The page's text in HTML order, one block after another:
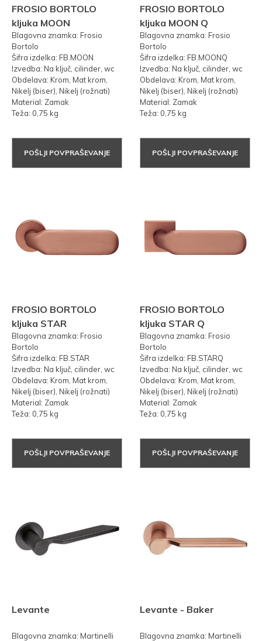
FROSIO BORTOLO
kljuka MOON
Blagovna znamka: Frosio
Bortolo
Šifra izdelka: FB.MOON
Izvedba: Na ključ, cilinder, wc
Obdelava: Krom, Mat krom,
Nikelj (biser), Nikelj (rožnati)
Material: Zamak
Teža: 0,75 kg
POŠLJI POVPRAŠEVANJE
FROSIO BORTOLO
kljuka MOON Q
Blagovna znamka: Frosio
Bortolo
Šifra izdelka: FB.MOONQ
Izvedba: Na ključ, cilinder, wc
Obdelava: Krom, Mat krom,
Nikelj (biser), Nikelj (rožnati)
Material: Zamak
Teža: 0,75 kg
POŠLJI POVPRAŠEVANJE
FROSIO BORTOLO
kljuka STAR
Blagovna znamka: Frosio
Bortolo
Šifra izdelka: FB.STAR
Izvedba: Na ključ, cilinder, wc
Obdelava: Krom, Mat krom,
Nikelj (biser), Nikelj (rožnati)
Material: Zamak
Teža: 0,75 kg
POŠLJI POVPRAŠEVANJE
FROSIO BORTOLO
kljuka STAR Q
Blagovna znamka: Frosio
Bortolo
Šifra izdelka: FB.STARQ
Izvedba: Na ključ, cilinder, wc
Obdelava: Krom, Mat krom,
Nikelj (biser), Nikelj (rožnati)
Material: Zamak
Teža: 0,75 kg
POŠLJI POVPRAŠEVANJE
Levante
Blagovna znamka: Martinelli
Levante - Baker
Blagovna znamka: Martinelli